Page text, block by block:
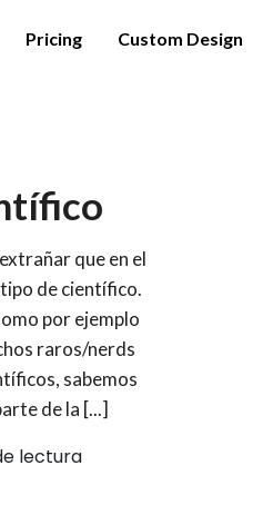
Pricing Custom Design
que en el
de científico.
por ejemplo
raros/nerds
sabemos
de la [...]
lectura